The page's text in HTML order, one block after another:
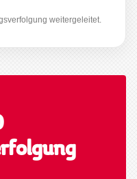
weitergeleitet.